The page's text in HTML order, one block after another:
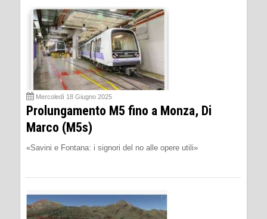
Mercoledì 18 Giugno 2025
Prolungamento M5 fino a Monza, Di
Marco (M5s)
«Savini e Fontana: i signori del no alle opere utili»